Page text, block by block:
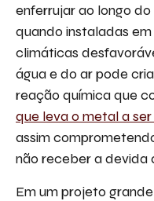
enferrujar ao longo
quando instaladas
climáticas
água e do ar pode
reação química que
que leva o metal a
assim
não receber a devida
Em um projeto